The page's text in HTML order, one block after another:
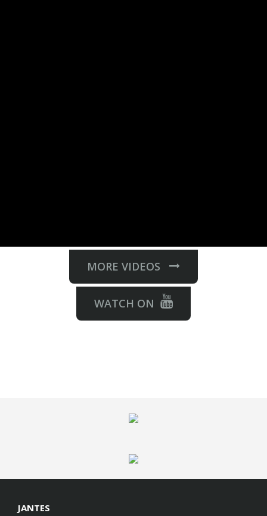
MORE VIDEOS
WATCH ON
JANTES